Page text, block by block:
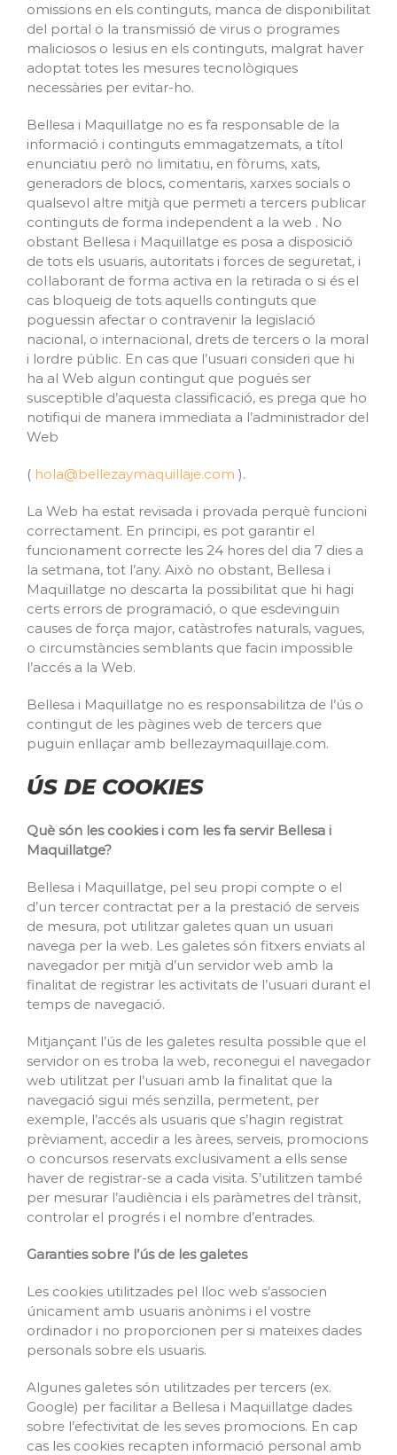
omissions en els continguts, manca de disponibilitat
del portal o la transmissió de virus o programes
maliciosos o lesius en els continguts, malgrat haver
adoptat totes les mesures tecnològiques
necessàries per evitar-ho.
Bellesa i Maquillatge no es fa responsable de la
informació i continguts emmagatzemats, a títol
enunciatiu però no limitatiu, en fòrums, xats,
generadors de blocs, comentaris, xarxes socials o
qualsevol altre mitjà que permeti a tercers publicar
continguts de forma independent a la web . No
obstant Bellesa i Maquillatge es posa a disposició
de tots els usuaris, autoritats i forces de seguretat, i
col·laborant de forma activa en la retirada o si és el
cas bloqueig de tots aquells continguts que
poguessin afectar o contravenir la legislació
nacional, o internacional, drets de tercers o la moral
i lordre públic. En cas que l’usuari consideri que hi
ha al Web algun contingut que pogués ser
susceptible d’aquesta classificació, es prega que ho
notifiqui de manera immediata a l’administrador del
Web
( hola@bellezaymaquillaje.com ).
La Web ha estat revisada i provada perquè funcioni
correctament. En principi, es pot garantir el
funcionament correcte les 24 hores del dia 7 dies a
la setmana, tot l’any. Això no obstant, Bellesa i
Maquillatge no descarta la possibilitat que hi hagi
certs errors de programació, o que esdevinguin
causes de força major, catàstrofes naturals, vagues,
o circumstàncies semblants que facin impossible
l’accés a la Web.
Bellesa i Maquillatge no es responsabilitza de l’ús o
contingut de les pàgines web de tercers que
puguin enllaçar amb bellezaymaquillaje.com.
ÚS DE COOKIES
Què són les cookies i com les fa servir Bellesa i
Maquillatge?
Bellesa i Maquillatge, pel seu propi compte o el
d’un tercer contractat per a la prestació de serveis
de mesura, pot utilitzar galetes quan un usuari
navega per la web. Les galetes són fitxers enviats al
navegador per mitjà d’un servidor web amb la
finalitat de registrar les activitats de l’usuari durant el
temps de navegació.
Mitjançant l’ús de les galetes resulta possible que el
servidor on es troba la web, reconegui el navegador
web utilitzat per l’usuari amb la finalitat que la
navegació sigui més senzilla, permetent, per
exemple, l’accés als usuaris que s’hagin registrat
prèviament, accedir a les àrees, serveis, promocions
o concursos reservats exclusivament a ells sense
haver de registrar-se a cada visita. S’utilitzen també
per mesurar l’audiència i els paràmetres del trànsit,
controlar el progrés i el nombre d’entrades.
Garanties sobre l’ús de les galetes
Les cookies utilitzades pel lloc web s’associen
únicament amb usuaris anònims i el vostre
ordinador i no proporcionen per si mateixes dades
personals sobre els usuaris.
Algunes galetes són utilitzades per tercers (ex.
Google) per facilitar a Bellesa i Maquillatge dades
sobre l’efectivitat de les seves promocions. En cap
cas les cookies recapten informació personal amb